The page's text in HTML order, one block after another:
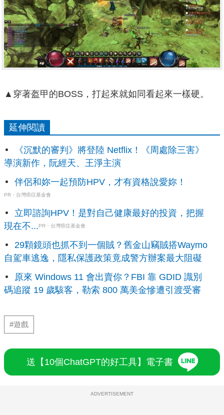
▲穿著盔甲的BOSS，打起來就如同看起來一樣硬。
延伸閱讀
《沉默的審判》將登陸 Netflix！《周處除三害》
導演新作，阮經天、王淨主演
伴侶和妳一起預防HPV，才有資格說愛妳！
PR・台灣癌症基金會
立即諮詢HPV！是對自己健康最好的投資，把握
現在不...PR・台灣癌症基金會
29顆鏡頭也抓不到一個賊？舊金山竊賊搭Waymo
自駕車逃逸，隱私保護政策竟成警方辦案最大阻礙
原來 Windows 11 會出賣你？FBI 靠 GDID 識別
碼追蹤 19 歲駭客，勒索 800 萬美金慘遭引渡受審
#遊戲
送【10個ChatGPT的好工具】電子書
ADVERTISEMENT